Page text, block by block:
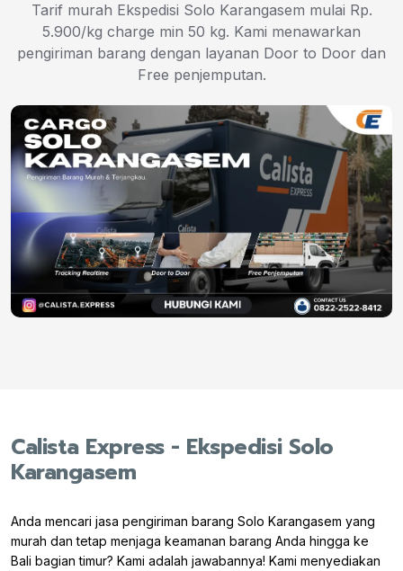
Tarif murah Ekspedisi Solo Karangasem mulai Rp.
5.900/kg charge min 50 kg. Kami menawarkan
pengiriman barang dengan layanan Door to Door dan
Free penjemputan.
Calista Express - Ekspedisi Solo
Karangasem
Anda mencari jasa pengiriman barang Solo Karangasem yang
murah dan tetap menjaga keamanan barang Anda hingga ke
Bali bagian timur? Kami adalah jawabannya! Kami menyediakan